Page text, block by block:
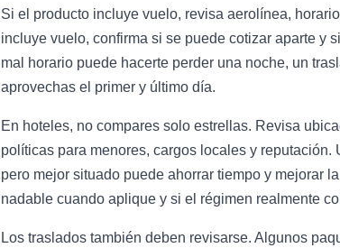
Si el producto incluye vuelo, revisa aerolínea,
incluye vuelo, confirma si se puede cotizar aparte y
mal horario puede hacerte perder una noche, un
aprovechas el primer y último día.
En hoteles, no compares solo estrellas. Revisa
políticas para menores, cargos locales y
pero mejor situado puede ahorrar tiempo y mejorar
nadable cuando aplique y si el régimen realmente
Los traslados también deben revisarse. Algunos